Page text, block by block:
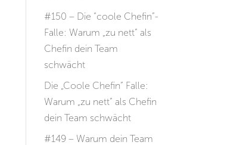
#150 – Die “coole Chefin”-
Falle: Warum „zu nett“ als
Chefin dein Team
schwächt
Die „Coole Chefin“ Falle:
Warum „zu nett“ als Chefin
dein Team schwächt
#149 – Warum dein Team